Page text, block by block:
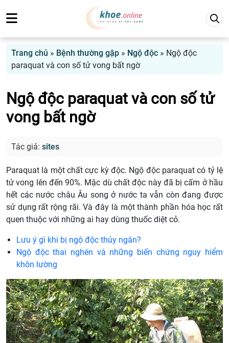
Trang chủ » Bệnh thường gặp » Ngộ độc » Ngộ độc
paraquat và con số tử vong bất ngờ
Ngộ độc paraquat và con số tử
vong bất ngờ
Tác giả: sites
Paraquat là một chất cực kỳ độc. Ngộ độc paraquat có tỷ lệ
tử vong lên đến 90%. Mặc dù chất độc này đã bị cấm ở hầu
hết các nước châu Âu song ở nước ta vẫn còn đang được
sử dụng rất rộng rãi. Và đây là một thành phần hóa học rất
quen thuộc với những ai hay dùng thuốc diệt cỏ.
Lưu ý gì khi bị ngộ độc thủy ngân?
Ngộ độc thai nghén và những biến chứng nguy hiểm
khôn lường